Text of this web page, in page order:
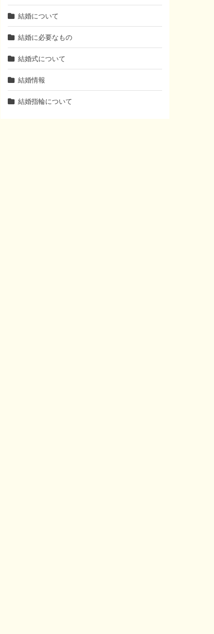
結婚について
結婚に必要なもの
結婚式について
結婚情報
結婚指輪について